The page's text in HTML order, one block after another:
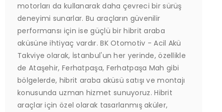
motorları da kullanarak daha çevreci bir sürüş
deneyimi sunarlar. Bu araçların güvenilir
performansı için ise güçlü bir hibrit araba
aküsüne ihtiyaç vardır. BK Otomotiv - Acil Akü
Takviye olarak, İstanbul'un her yerinde, özellikle
de Ataşehir, Ferhatpaşa, Ferhatpaşa Mah gibi
bölgelerde, hibrit araba aküsü satışı ve montajı
konusunda uzman hizmet sunuyoruz. Hibrit
araçlar için özel olarak tasarlanmış aküler,